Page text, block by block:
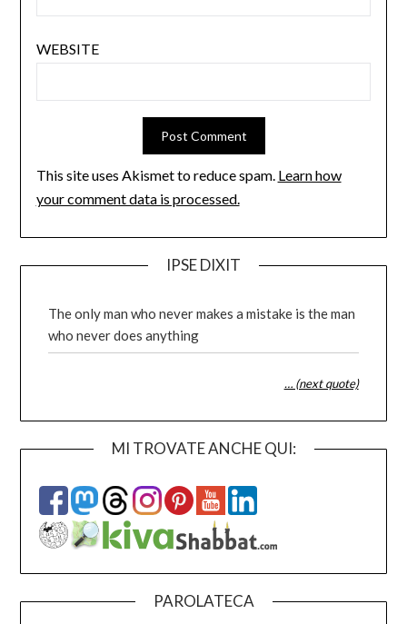
WEBSITE
This site uses Akismet to reduce spam. Learn how
your comment data is processed.
IPSE DIXIT
The only man who never makes a mistake is the man
who never does anything
… (next quote)
MI TROVATE ANCHE QUI:
PAROLATECA